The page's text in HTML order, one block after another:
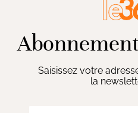
Saisissez votre
la